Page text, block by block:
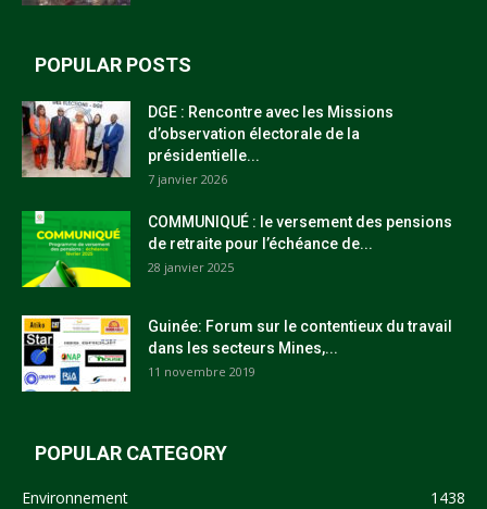
POPULAR POSTS
DGE : Rencontre avec les Missions
d’observation électorale de la
présidentielle...
7 janvier 2026
COMMUNIQUÉ : le versement des pensions
de retraite pour l’échéance de...
28 janvier 2025
Guinée: Forum sur le contentieux du travail
dans les secteurs Mines,...
11 novembre 2019
POPULAR CATEGORY
Environnement
1438